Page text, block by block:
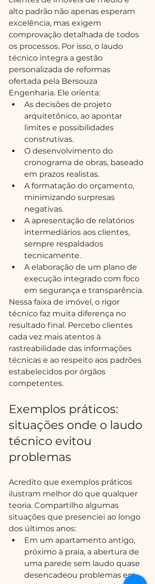
alto padrão não apenas esperam
excelência, mas exigem
comprovação detalhada de todos
os processos. Por isso, o laudo
técnico integra a gestão
personalizada de reformas
ofertada pela Bersouza
Engenharia. Ele orienta:
As decisões de projeto
arquitetônico, ao apontar
limites e possibilidades
construtivas.
O desenvolvimento do
cronograma de obras, baseado
em prazos realistas.
A formatação do orçamento,
minimizando surpresas
negativas.
A apresentação de relatórios
intermediários aos clientes,
sempre respaldados
tecnicamente.
A elaboração de um plano de
execução integrado com foco
em segurança e transparência.
Nessa faixa de imóvel, o rigor
técnico faz muita diferença no
resultado final. Percebo clientes
cada vez mais atentos à
rastreabilidade das informações
técnicas e ao respeito aos padrões
estabelecidos por órgãos
competentes.
Exemplos práticos:
situações onde o laudo
técnico evitou
problemas
Acredito que exemplos práticos
ilustram melhor do que qualquer
teoria. Compartilho algumas
situações que presenciei ao longo
dos últimos anos:
Em um apartamento antigo,
próximo à praia, a abertura de
uma parede sem laudo quase
desencadeou problemas em